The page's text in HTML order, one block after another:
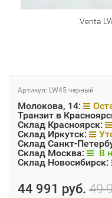
Venta
Артикул: LW45 черный
Молокова, 14:
Транзит в
Склад Красноярск:
Склад Иркутск:
Склад Санкт-
Склад Москва:
В
Склад Новосибирск:
44 991 руб. 49